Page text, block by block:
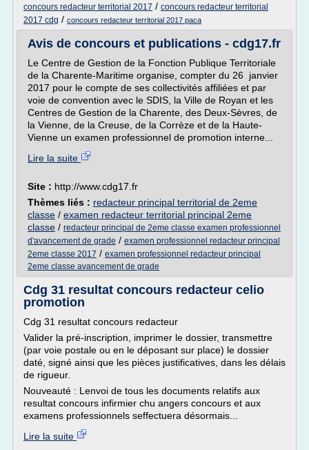
concours redacteur territorial 2017 / concours redacteur territorial
2017 cdg / concours redacteur territorial 2017 paca
Avis de concours et publications - cdg17.fr
Le Centre de Gestion de la Fonction Publique Territoriale
de la Charente-Maritime organise, compter du 26 janvier
2017 pour le compte de ses collectivités affiliées et par
voie de convention avec le SDIS, la Ville de Royan et les
Centres de Gestion de la Charente, des Deux-Sèvres, de
la Vienne, de la Creuse, de la Corrèze et de la Haute-
Vienne un examen professionnel de promotion interne...
Lire la suite
Site : http://www.cdg17.fr
Thèmes liés : redacteur principal territorial de 2eme
classe / examen redacteur territorial principal 2eme
classe / redacteur principal de 2eme classe examen professionnel
d'avancement de grade / examen professionnel redacteur principal
2eme classe 2017 / examen professionnel redacteur principal
2eme classe avancement de grade
Cdg 31 resultat concours redacteur celio
promotion
Cdg 31 resultat concours redacteur
Valider la pré-inscription, imprimer le dossier, transmettre
(par voie postale ou en le déposant sur place) le dossier
daté, signé ainsi que les pièces justificatives, dans les délais
de rigueur.
Nouveauté : Lenvoi de tous les documents relatifs aux
resultat concours infirmier chu angers concours et aux
examens professionnels seffectuera désormais...
Lire la suite